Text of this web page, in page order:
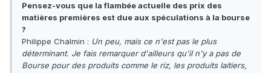
Pensez-vous que la flambée actuelle des prix des
matières premières est due aux spéculations à la bourse
?
Philippe Chalmin : Un peu, mais ce n'est pas le plus
déterminant. Je fais remarquer d'ailleurs qu'il n'y a pas de
Bourse pour des produits comme le riz, les produits laitiers,